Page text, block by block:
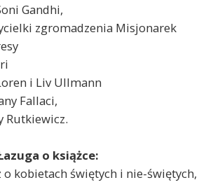
Gandhi,
zgromadzenia Misjonarek
i Liv Ullmann
Fallaci,
Rutkiewicz.
o książce:
o kobietach świętych i nie-świętych,